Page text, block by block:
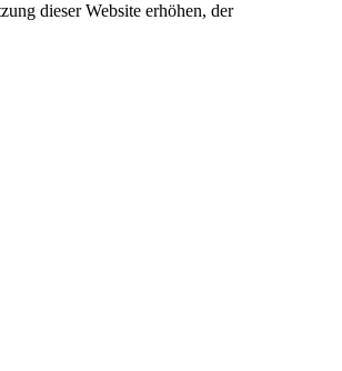
dieser Website erhöhen, der